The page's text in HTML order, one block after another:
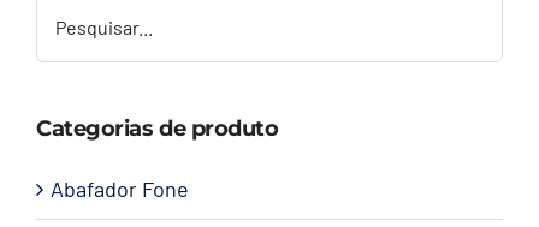
Categorias de produto
Abafador Fone